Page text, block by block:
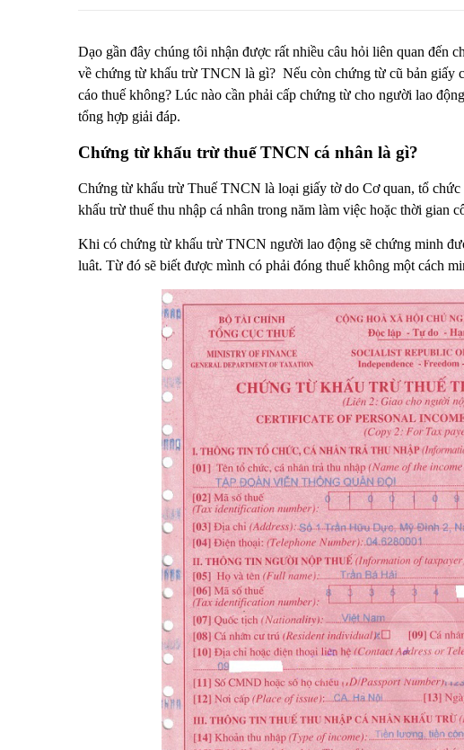
Dạo gần đây chúng tôi nhận được rất nhiều câu hỏi liên quan
về chứng từ khấu trừ TNCN là gì? Nếu còn chứng từ cũ bản giấy
cáo thuế không? Lúc nào cần phải cấp chứng từ cho người lao
tổng hợp giải đáp.
Chứng từ khấu trừ thuế TNCN cá nhân là gì?
Chứng từ khấu trừ Thuế TNCN là loại giấy tờ do Cơ quan, tổ chức
khấu trừ thuế thu nhập cá nhân trong năm làm việc hoặc thời gian
Khi có chứng từ khấu trừ TNCN người lao động sẽ chứng minh
luât. Từ đó sẽ biết được mình có phải đóng thuế không một cách